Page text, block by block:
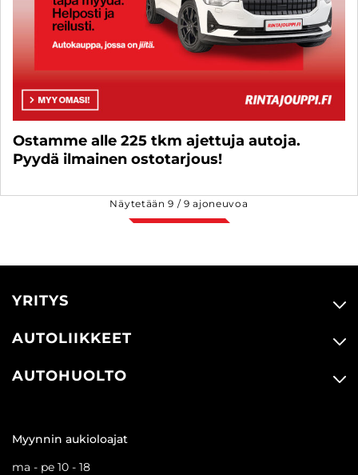
Ostamme alle 225 tkm ajettuja autoja.
Pyydä ilmainen ostotarjous!
Näytetään9 /9 ajoneuvoa
YRITYS
AUTOLIIKKEET
AUTOHUOLTO
Myynnin aukioloajat
ma - pe 10 - 18